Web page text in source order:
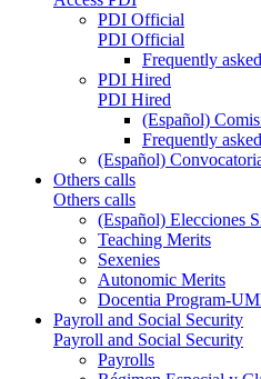
PDI Official
PDI Official
Frequently
PDI Hired
PDI Hired
(Español)
Frequently
(Español)
Others calls
Others calls
(Español) Elecciones
Teaching Merits
Sexenies
Autonomic Merits
Docentia Program-
Payroll and Social Security
Payroll and Social Security
Payrolls